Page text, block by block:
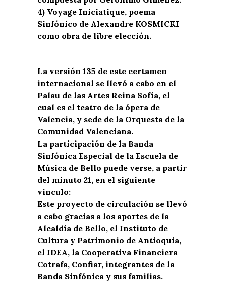
4) Voyage Iniciatique, poema
Sinfónico de Alexandre KOSMICKI
como obra de libre elección.
La versión 135 de este certamen
internacional se llevó a cabo en el
Palau de las Artes Reina Sofía, el
cual es el teatro de la ópera de
Valencia, y sede de la Orquesta de la
Comunidad Valenciana.
La participación de la Banda
Sinfónica Especial de la Escuela de
Música de Bello puede verse, a partir
del minuto 21, en el siguiente
vínculo:
Este proyecto de circulación se llevó
a cabo gracias a los aportes de la
Alcaldía de Bello, el Instituto de
Cultura y Patrimonio de Antioquia,
el IDEA, la Cooperativa Financiera
Cotrafa, Confiar, integrantes de la
Banda Sinfónica y sus familias.